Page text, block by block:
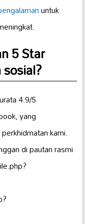
untuk
5 Star
4.9/5
yang
kami.
di pautan rasmi